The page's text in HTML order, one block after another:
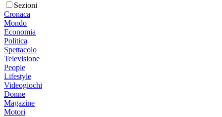
Sezioni
Cronaca
Mondo
Economia
Politica
Spettacolo
Televisione
People
Lifestyle
Videogiochi
Donne
Magazine
Motori